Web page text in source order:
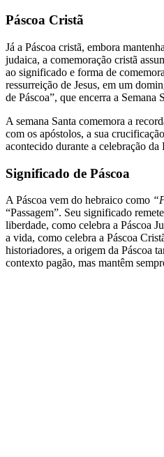
Páscoa Cristã
Já a Páscoa cristã, embora
judaica, a comemoração cristã
ao significado e forma de
ressurreição de Jesus, em um
de Páscoa”, que encerra a Semana
A semana Santa comemora a
com os apóstolos, a sua
acontecido durante a celebração da
Significado de Páscoa
A Páscoa vem do hebraico como
“Passagem”. Seu significado
liberdade, como celebra a Páscoa
a vida, como celebra a Páscoa
historiadores, a origem da Páscoa
contexto pagão, mas mantêm